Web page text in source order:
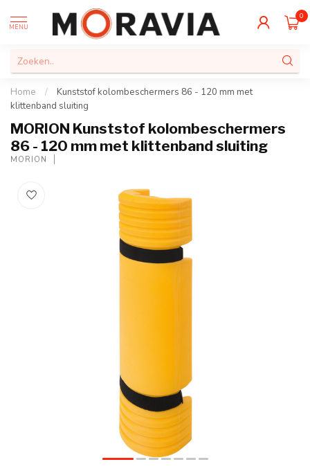
MENU
0
Home /
Kunststof kolombeschermers 86 - 120 mm met
klittenband sluiting
MORION Kunststof kolombeschermers
86 - 120 mm met klittenband sluiting
MORION